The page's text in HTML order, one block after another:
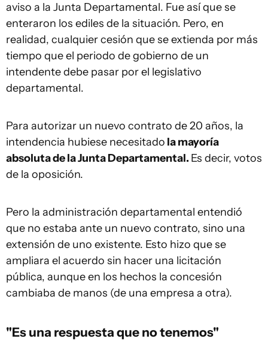
aviso a la Junta Departamental. Fue así que se
enteraron los ediles de la situación. Pero, en
realidad, cualquier cesión que se extienda por más
tiempo que el periodo de gobierno de un
intendente debe pasar por el legislativo
departamental.
Para autorizar un nuevo contrato de 20 años, la
intendencia hubiese necesitado la mayoría
absoluta de la Junta Departamental. Es decir, votos
de la oposición.
Pero la administración departamental entendió
que no estaba ante un nuevo contrato, sino una
extensión de uno existente. Esto hizo que se
ampliara el acuerdo sin hacer una licitación
pública, aunque en los hechos la concesión
cambiaba de manos (de una empresa a otra).
"Es una respuesta que no tenemos"